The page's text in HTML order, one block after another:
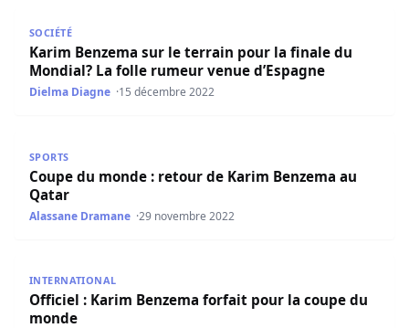
SOCIÉTÉ
Karim Benzema sur le terrain pour la finale du
Mondial? La folle rumeur venue d’Espagne
Dielma Diagne 15 décembre 2022
SPORTS
Coupe du monde : retour de Karim Benzema au
Qatar
Alassane Dramane 29 novembre 2022
INTERNATIONAL
Officiel : Karim Benzema forfait pour la coupe du
monde